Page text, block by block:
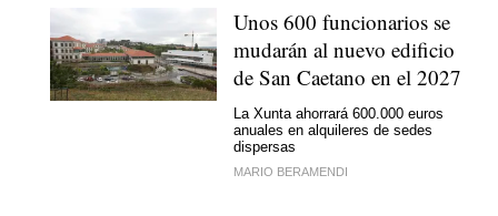
Unos 600 funcionarios se
mudarán al nuevo edificio
de San Caetano en el 2027
La Xunta ahorrará 600.000 euros
anuales en alquileres de sedes
dispersas
MARIO BERAMENDI